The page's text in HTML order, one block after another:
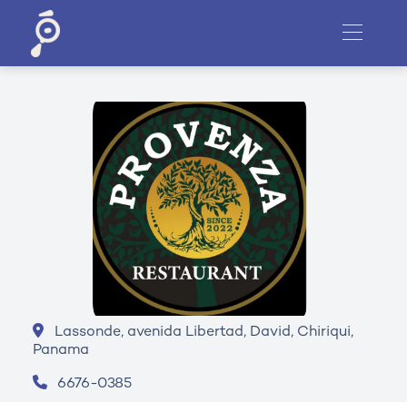
Lassonde, avenida Libertad, David, Chiriqui,
Panama
6676-0385